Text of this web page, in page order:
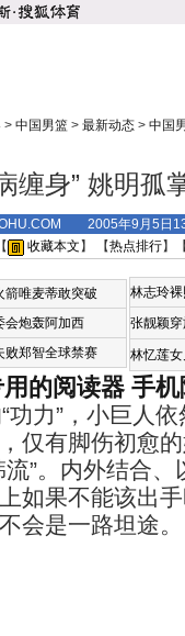
> 中国男篮 > 最新动态 > 中国
缠身” 姚明孤
2005年9月5日
收藏本文 】 【热点排行】
箭唯麦蒂敢突破
会炮轰阿加西
败郑智全球禁赛
林志玲
张靓颖
林忆莲
的阅读器 手
”，小巨人依
仅有脚伤初愈
流”。内外结合
如果不能该出
会是一路坦途。